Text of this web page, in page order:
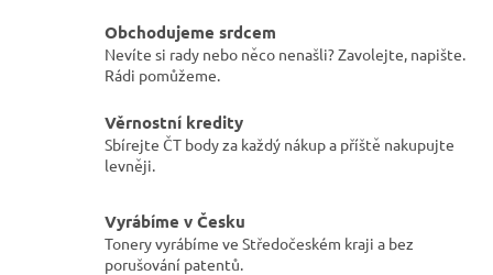
Obchodujeme srdcem
Nevíte si rady nebo něco nenašli? Zavolejte, napište.
Rádi pomůžeme.
Věrnostní kredity
Sbírejte ČT body za každý nákup a příště nakupujte
levněji.
Vyrábíme v Česku
Tonery vyrábíme ve Středočeském kraji a bez
porušování patentů.